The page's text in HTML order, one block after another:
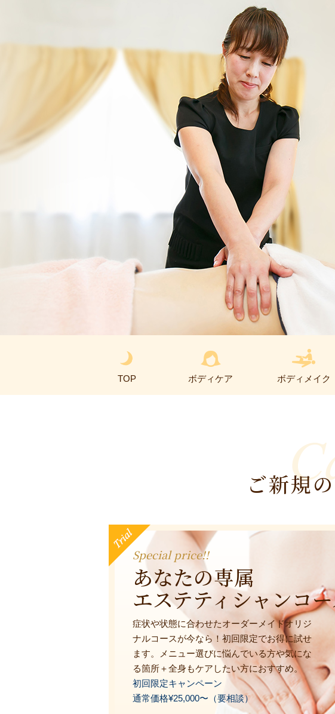
TOP ボディケア ボディメイク
ご新規
Special price!!
あなたの専属
エステティシャンコ
症状や状態に合わせたオーダーメイドオリジ
ナルコースが今なら！初回限定でお得に試せ
ます。メニュー選びに悩んでいる方や気にな
る箇所＋全身もケアしたい方におすすめ。
初回限定キャンペーン
通常価格¥25,000〜（要相談）